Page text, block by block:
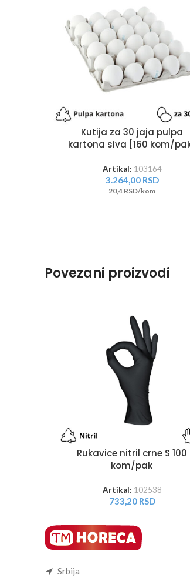
Kutija za 30 jaja pulpa
kartona siva [160 kom/
Artikal: 103164
3.264,00 RSD
20,4 RSD/kom
Povezani proizvodi
Rukavice nitril crne S 100
kom/pak
Artikal: 102538
733,20 RSD
Srbija